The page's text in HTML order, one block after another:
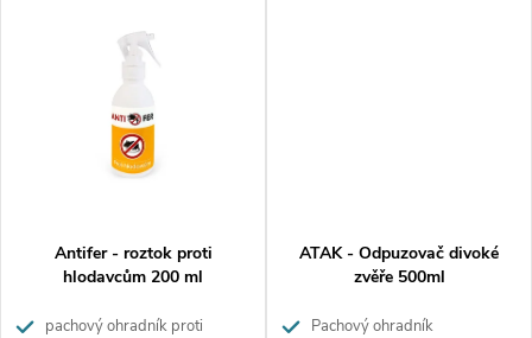
Antifer - roztok proti
hlodavcům 200 ml
pachový ohradník proti
ATAK - Odpuzovač divoké
zvěře 500ml
Pachový ohradník